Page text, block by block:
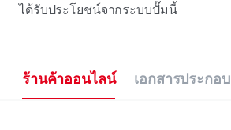
ได้รับประโยชน์จากระบบปั๊มนี้
ร้านค้าออนไลน์ เอกสารประกอบ